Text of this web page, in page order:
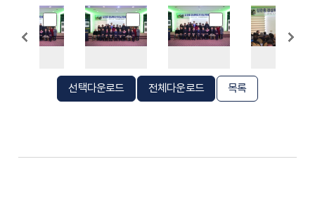
선택다운로드 전체다운로드 목록